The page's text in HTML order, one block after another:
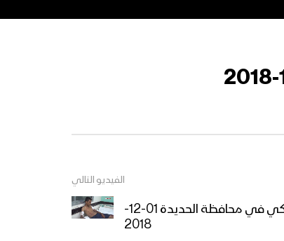
الفيديو التالي
جريمة العدوان السعودي الأمريكي في محافظة الحديدة 01-12-
2018